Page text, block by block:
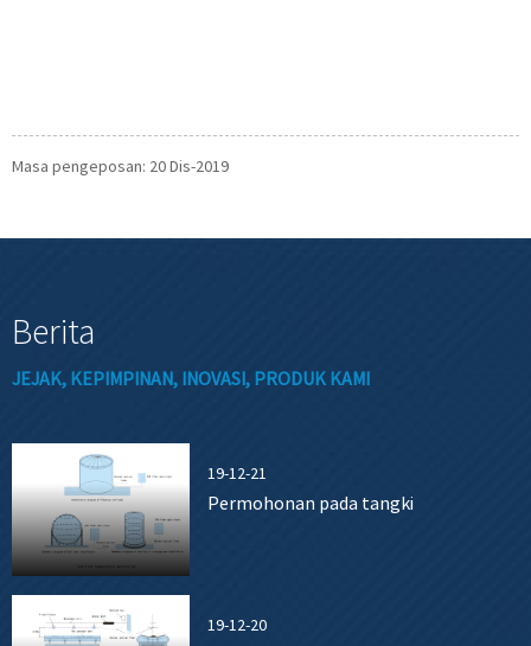
Masa pengeposan: 20 Dis-2019
Berita
JEJAK, KEPIMPINAN, INOVASI, PRODUK KAMI
19-12-21
Permohonan pada tangki
19-12-20